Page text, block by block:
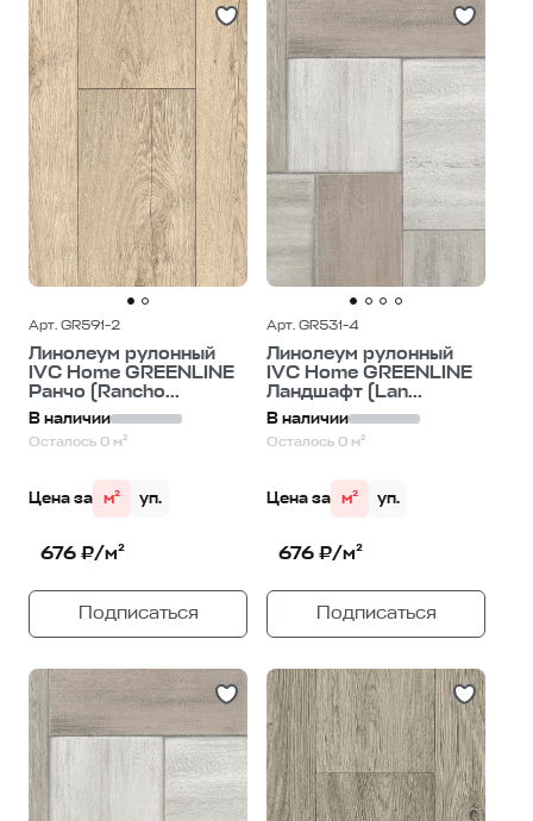
Арт. GR591-2
Линолеум рулонный
IVC Home GREENLINE
Ранчо (Rancho...
В наличии
Осталось 0 м²
Цена за м² уп.
676 ₽/м²
Подписаться
Арт. GR531-4
Линолеум рулонный
IVC Home GREENLINE
Ландшафт (Lan...
В наличии
Осталось 0 м²
Цена за м² уп.
676 ₽/м²
Подписаться